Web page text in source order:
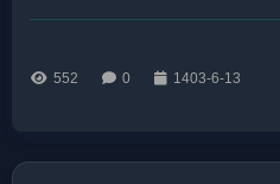
552 0 1403-6-13